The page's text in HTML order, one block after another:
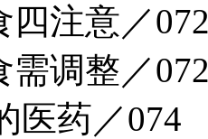
四注意／
需调整／
医药／074